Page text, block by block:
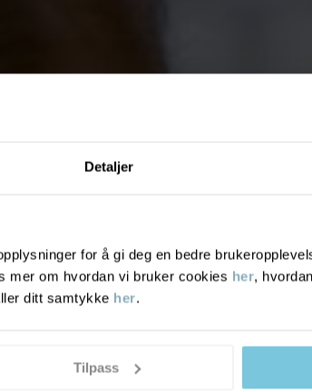
Detaljer
for å gi deg en bedre
mer om hvordan vi bruker cookies her,
ditt samtykke her.
Tilpass